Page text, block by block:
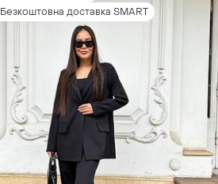
Безкоштовна доставка SMART